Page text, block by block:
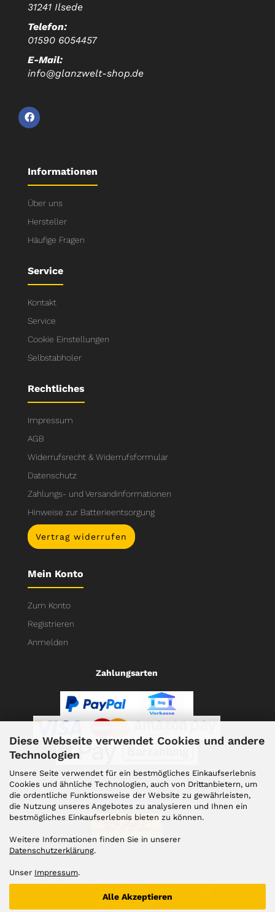
Diese Webseite verwendet Cookies und andere
Technologien
Unsere Seite verwendet für ein bestmögliches Einkaufserlebnis
Cookies und ähnliche Technologien, auch von Drittanbietern, um
die ordentliche Funktionsweise der Website zu gewährleisten,
die Nutzung unseres Angebotes zu analysieren und Ihnen ein
bestmögliches Einkaufserlebnis bieten zu können.
Weitere Informationen finden Sie in unserer
Datenschutzerklärung.
Unser Impressum.
Alle Akzeptieren
31241 Ilsede
Telefon:
01590 6054457
E-Mail:
info@glanzwelt-shop.de
Informationen
Über uns
Hersteller
Häufige Fragen
Service
Kontakt
Service
Cookie Einstellungen
Selbstabholer
Rechtliches
Impressum
AGB
Widerrufsrecht & Widerrufsformular
Datenschutz
Zahlungs- und Versandinformationen
Hinweise zur Batterieentsorgung
Vertrag widerrufen
Mein Konto
Zum Konto
Registrieren
Anmelden
Zahlungsarten
Versand
Versandkosten